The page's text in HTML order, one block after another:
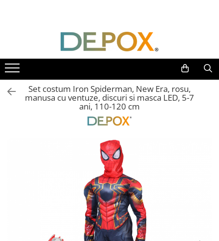
Toate Produsele
SPORT & TIMP LIBER
AUTOAPARARE
Pumnaluri si boxuri
Bastoane telescopice si nunceaguri
Seturi & accesorii autoaparare
VANATOARE, DRUMETII & CAMPING
Briceaguri fluture & antrenament
Accesorii tactice si sport
Accesori camping & drumetii
Set costum Iron Spiderman, New Era, rosu,
manusa cu ventuze, discuri si masca LED, 5-7
ani, 110-120 cm